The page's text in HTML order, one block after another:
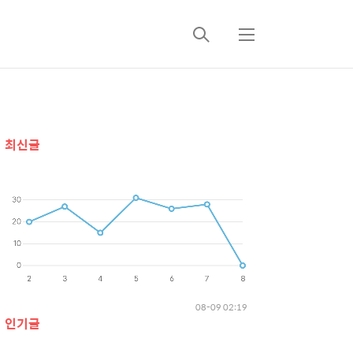
검
메
추
정
보
최신글
08-09 02:19
인기글